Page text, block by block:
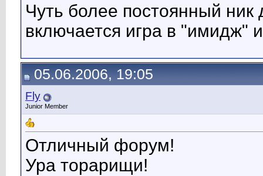
Чуть более постоянный
включается игра в "имидж"
05.06.2006, 19:05
Fly
Junior Member
Отличный форум!
Ура торарищи!